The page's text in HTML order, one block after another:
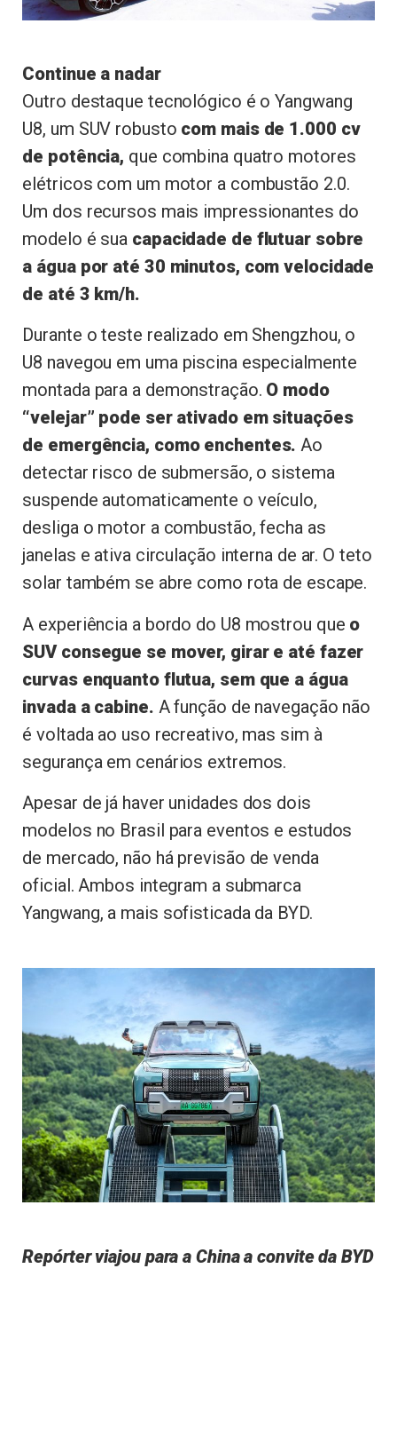
Continue a nadar
Outro destaque tecnológico é o Yangwang
U8, um SUV robusto com mais de 1.000 cv
de potência, que combina quatro motores
elétricos com um motor a combustão 2.0.
Um dos recursos mais impressionantes do
modelo é sua capacidade de flutuar sobre
a água por até 30 minutos, com velocidade
de até 3 km/h.
Durante o teste realizado em Shengzhou, o
U8 navegou em uma piscina especialmente
montada para a demonstração. O modo
“velejar” pode ser ativado em situações
de emergência, como enchentes. Ao
detectar risco de submersão, o sistema
suspende automaticamente o veículo,
desliga o motor a combustão, fecha as
janelas e ativa circulação interna de ar. O teto
solar também se abre como rota de escape.
A experiência a bordo do U8 mostrou que o
SUV consegue se mover, girar e até fazer
curvas enquanto flutua, sem que a água
invada a cabine. A função de navegação não
é voltada ao uso recreativo, mas sim à
segurança em cenários extremos.
Apesar de já haver unidades dos dois
modelos no Brasil para eventos e estudos
de mercado, não há previsão de venda
oficial. Ambos integram a submarca
Yangwang, a mais sofisticada da BYD.
Repórter viajou para a China a convite da BYD